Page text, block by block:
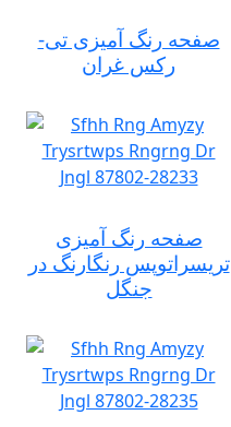
صفحه رنگ آمیزی تی-
رکس غران
صفحه رنگ آمیزی
تریسراتوپس رنگارنگ در
جنگل